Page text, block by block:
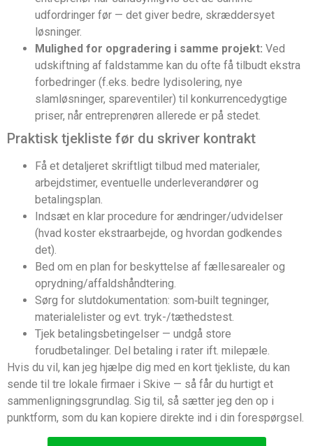
udfordringer før — det giver bedre, skræddersyet
løsninger.
Mulighed for opgradering i samme projekt: Ved
udskiftning af faldstamme kan du ofte få tilbudt ekstra
forbedringer (f.eks. bedre lydisolering, nye
slamløsninger, spareventiler) til konkurrencedygtige
priser, når entreprenøren allerede er på stedet.
Praktisk tjekliste før du skriver kontrakt
Få et detaljeret skriftligt tilbud med materialer,
arbejdstimer, eventuelle underleverandører og
betalingsplan.
Indsæt en klar procedure for ændringer/udvidelser
(hvad koster ekstraarbejde, og hvordan godkendes
det).
Bed om en plan for beskyttelse af fællesarealer og
oprydning/affaldshåndtering.
Sørg for slutdokumentation: som‑built tegninger,
materialelister og evt. tryk-/tæthedstest.
Tjek betalingsbetingelser — undgå store
forudbetalinger. Del betaling i rater ift. milepæle.
Hvis du vil, kan jeg hjælpe dig med en kort tjekliste, du kan
sende til tre lokale firmaer i Skive — så får du hurtigt et
sammenligningsgrundlag. Sig til, så sætter jeg den op i
punktform, som du kan kopiere direkte ind i din forespørgsel.